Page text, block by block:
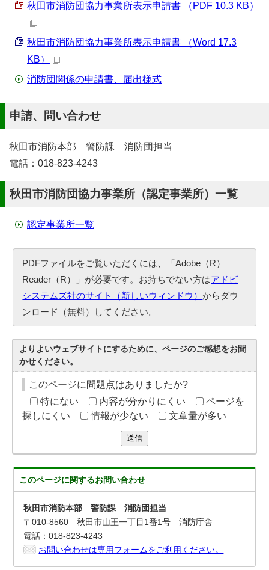
秋田市消防団協力事業所表示申請書 （PDF 10.3 KB）
秋田市消防団協力事業所表示申請書 （Word 17.3
KB）
消防団関係の申請書、届出様式
申請、問い合わせ
秋田市消防本部 警防課 消防団担当
電話：018-823-4243
秋田市消防団協力事業所（認定事業所）一覧
認定事業所一覧
PDFファイルをご覧いただくには、「Adobe（R）
Reader（R）」が必要です。お持ちでない方はアドビ
システムズ社のサイト（新しいウィンドウ）からダウ
ンロード（無料）してください。
よりよいウェブサイトにするために、ページのご感想をお聞
かせください。
このページに問題点はありましたか?
特にない
内容が分かりにくい
ページを
探しにくい
情報が少ない 文章量が多い
送信
このページに関するお問い合わせ
秋田市消防本部 警防課 消防団担当
〒010-8560 秋田市山王一丁目1番1号 消防庁舎
電話：018-823-4243
お問い合わせは専用フォームをご利用ください。